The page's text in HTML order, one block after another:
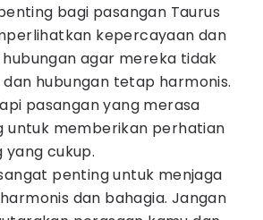
bagi pasangan Taurus
kepercayaan dan
agar mereka tidak
hubungan tetap harmonis.
pasangan yang merasa
untuk memberikan perhatian
yang cukup.
penting untuk menjaga
dan bahagia. Jangan